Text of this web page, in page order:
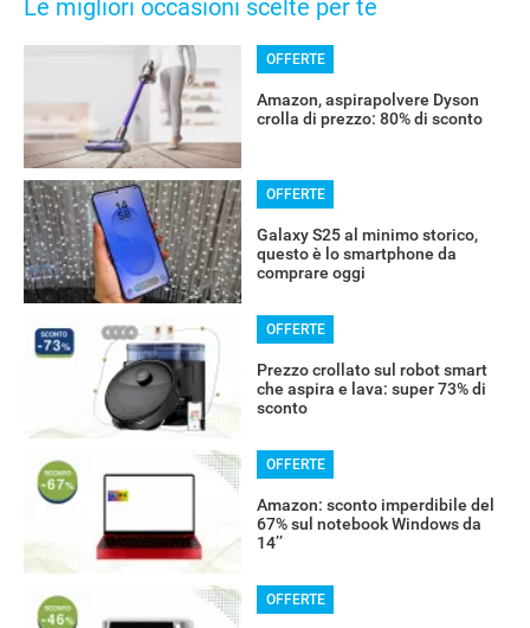
Le migliori occasioni scelte per te
OFFERTE
Amazon, aspirapolvere Dyson
crolla di prezzo: 80% di sconto
OFFERTE
Galaxy S25 al minimo storico,
questo è lo smartphone da
comprare oggi
OFFERTE
Prezzo crollato sul robot smart
che aspira e lava: super 73% di
sconto
OFFERTE
Amazon: sconto imperdibile del
67% sul notebook Windows da
14’’
OFFERTE